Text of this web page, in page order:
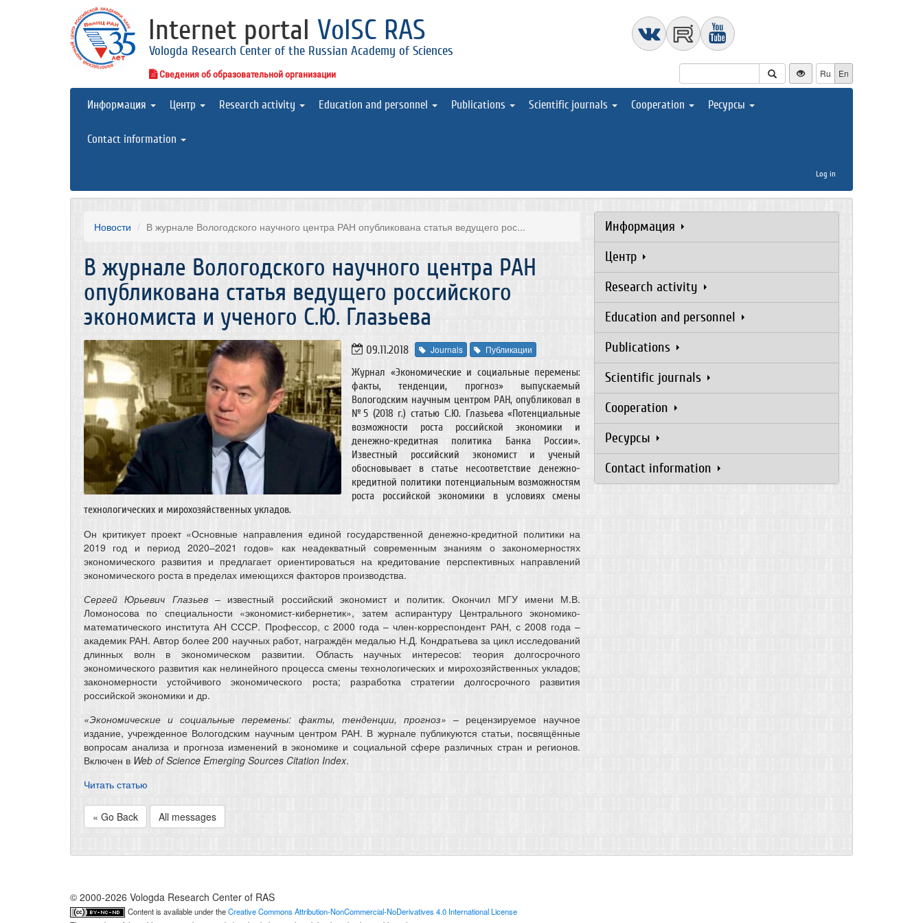
Internet portal VolSC RAS
Vologda Research Center of the Russian Academy of Sciences
Сведения об образовательной организации Ru En
Информация Центр Research activity Education and personnel Publications Scientific journals Cooperation Ресурсы
Contact information
Log in
Новости В журнале Вологодского научного центра РАН опубликована статья ведущего рос...
В журнале Вологодского научного центра РАН
опубликована статья ведущего российского
экономиста и ученого С.Ю. Глазьева
09.11.2018 Journals Публикации
Журнал «Экономические и социальные перемены:
факты, тенденции, прогноз» выпускаемый
Вологодским научным центром РАН, опубликовал в
№5 (2018 г.) статью С.Ю. Глазьева «Потенциальные
возможности роста российской экономики и
денежно-кредитная политика Банка России».
Известный российский экономист и ученый
обосновывает в статье несоответствие денежно-
кредитной политики потенциальным возможностям
роста российской экономики в условиях смены
технологических и мирохозяйственных укладов.
Он критикует проект «Основные направления единой государственной денежно-кредитной политики на
2019 год и период 2020–2021 годов» как неадекватный современным знаниям о закономерностях
экономического развития и предлагает ориентироваться на кредитование перспективных направлений
экономического роста в пределах имеющихся факторов производства.
Сергей Юрьевич Глазьев– известный российский экономист и политик. Окончил МГУ имени М.В.
Ломоносова по специальности «экономист-кибернетик», затем аспирантуру Центрального экономико-
математического института АН СССР. Профессор, с 2000 года – член-корреспондент РАН, с 2008 года –
академик РАН. Автор более 200 научных работ, награждён медалью Н.Д. Кондратьева за цикл исследований
длинных волн в экономическом развитии. Область научных интересов: теория долгосрочного
экономического развития как нелинейного процесса смены технологических и мирохозяйственных укладов;
закономерности устойчивого экономического роста; разработка стратегии долгосрочного развития
российской экономики и др.
«Экономические и социальные перемены: факты, тенденции, прогноз» – рецензируемое научное
издание, учрежденное Вологодским научным центром РАН. В журнале публикуются статьи, посвящённые
вопросам анализа и прогноза изменений в экономике и социальной сфере различных стран и регионов.
Включен в Web of Science Emerging Sources Citation Index.
Читать статью
« Go Back All messages
Информация
Центр
Research activity
Education and personnel
Publications
Scientific journals
Cooperation
Ресурсы
Contact information
© 2000-2026 Vologda Research Center of RAS
Content is available under theCreative Commons Attribution-NonCommercial-NoDerivatives 4.0 International License